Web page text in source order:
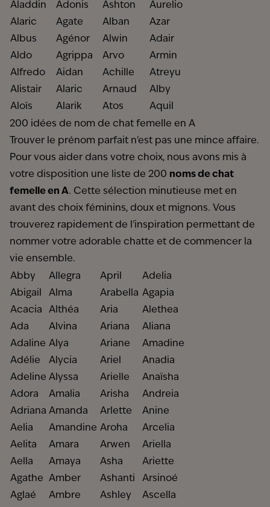
Aladdin
Alaric
Albus
Aldo
Alfredo
Alistair
Aloïs
Adonis
Agate
Agénor
Agrippa
Aidan
Alaric
Alarik
Ashton
Alban
Alwin
Arvo
Achille
Arnaud
Atos
Aurelio
Azar
Adair
Armin
Atreyu
Alby
Aquil
200 idées de nom de chat femelle en A
Trouver le prénom parfait n'est pas une mince affaire.
Pour vous aider dans votre choix, nous avons mis à
votre disposition une liste de 200 noms de chat
femelle en A. Cette sélection minutieuse met en
avant des choix féminins, doux et mignons. Vous
trouverez rapidement de l'inspiration permettant de
nommer votre adorable chatte et de commencer la
vie ensemble.
Abby
Abigail
Acacia
Ada
Adaline
Adélie
Adeline
Adora
Adriana
Aelia
Aelita
Aella
Agathe
Aglaé
Allegra
Alma
Althéa
Alvina
Alya
Alycia
Alyssa
Amalia
Amanda
Amandine
Amara
Amaya
Amber
Ambre
April
Arabella
Aria
Ariana
Ariane
Ariel
Arielle
Arisha
Arlette
Aroha
Arwen
Asha
Ashanti
Ashley
Adelia
Agapia
Alethea
Aliana
Amadine
Anadia
Anaïsha
Andreia
Anine
Arcelia
Ariella
Ariette
Arsinoé
Ascella